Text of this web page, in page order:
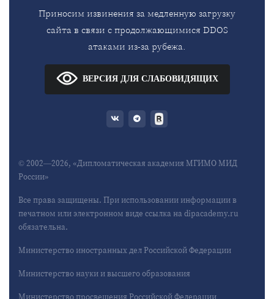
Приносим извинения за медленную загрузку
сайта в связи с продолжающимися DDOS
атаками из-за рубежа.
ВЕРСИЯ ДЛЯ СЛАБОВИДЯЩИХ
© 2002—2026, «Дипломатическая академия МГИМО МИД
России»
Все права защищены. При использовании информации в
печатном или электронном виде ссылка на dipacademy.ru
обязательна.
Министерство иностранных дел Российской Федерации
Министерство науки и высшего образования
Министерство просвещения Российской Федерации